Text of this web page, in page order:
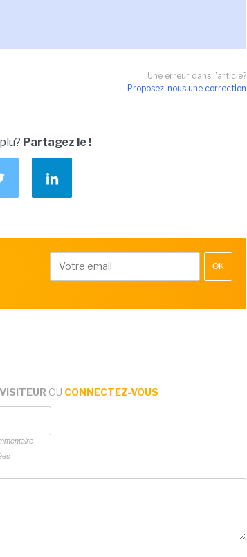
Une erreur dans l'article?
Proposez-nous une correction
Partagez le !
OK
VISITEUR OU CONNECTEZ-VOUS